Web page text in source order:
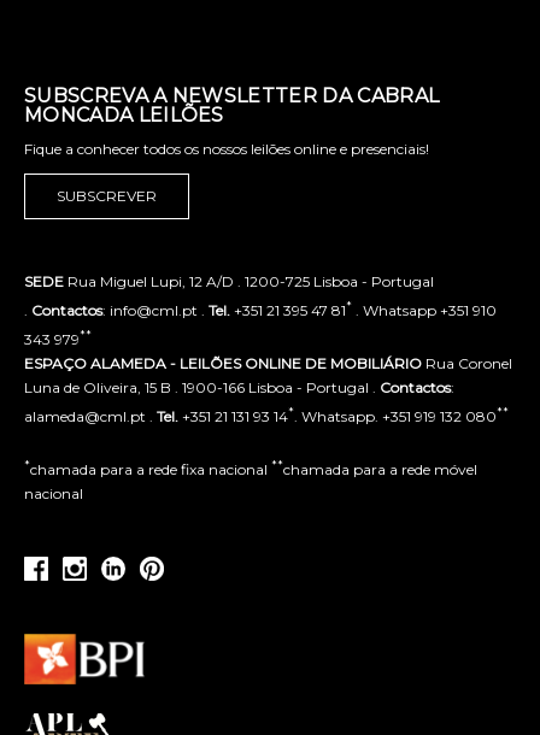
SUBSCREVA A NEWSLETTER DA CABRAL
MONCADA LEILÕES
Fique a conhecer todos os nossos leilões online e presenciais!
SUBSCREVER
SEDE Rua Miguel Lupi, 12 A/D . 1200-725 Lisboa - Portugal
Contactos: info@cml.pt . Tel. +351 21 395 47 81* . Whatsapp +351 910
343 979**
ESPAÇO ALAMEDA - LEILÕES ONLINE DE MOBILIÁRIO Rua Coronel
Luna de Oliveira, 15 B . 1900-166 Lisboa - Portugal . Contactos:
alameda@cml.pt . Tel. +351 21 131 93 14* . Whatsapp. +351 919 132 080**
*chamada para a rede fixa nacional **chamada para a rede móvel
nacional